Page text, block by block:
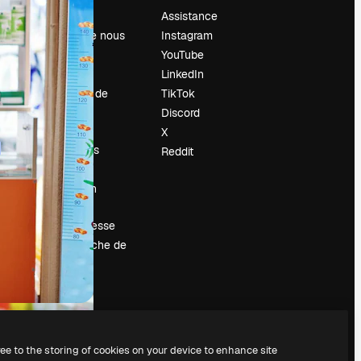
Prix
À propos de nous
Avis
Carrières
Tendances de
recherche
Blog
Événements
Slidesgo
Vendre mon
contenu
Salle de presse
À la recherche de
magnific.ai
Assistance
Instagram
YouTube
LinkedIn
TikTok
Discord
X
Reddit
to the storing of cookies on your device to enhance site